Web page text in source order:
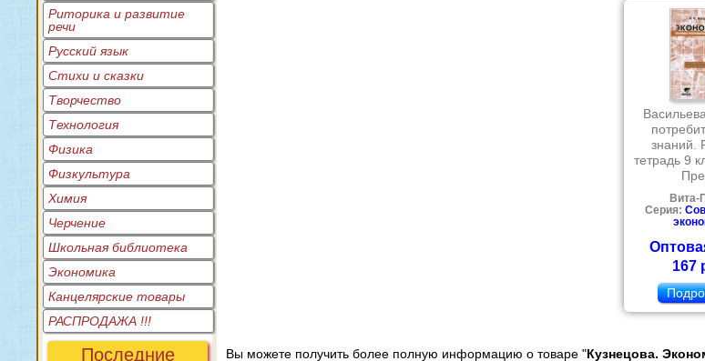
Риторика и развитие
речи
Русский язык
Стихи и сказки
Творчество
Технология
Физика
Физкультура
Химия
Черчение
Школьная библиотека
Экономика
Канцелярские товары
РАСПРОДАЖА !!!
Последние
знаний.
тетрадь 9
Вита-
Серия:
167
Вы можете получить более полную информацию о товаре "Кузнецова.